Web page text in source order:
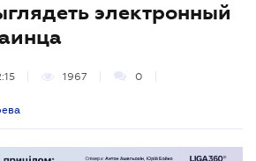
электронный
1967 0